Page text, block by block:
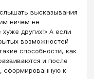
высказывания
ничем не
других!» А если
возможностей
способности, как
и после
сформированную к